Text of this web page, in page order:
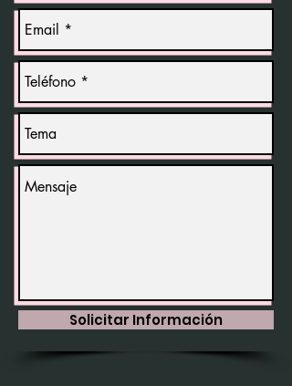
Solicitar Información